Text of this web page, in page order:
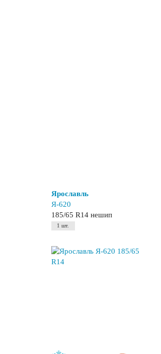
Ярославль
Я-620
185/65 R14 нешип
1 шт.